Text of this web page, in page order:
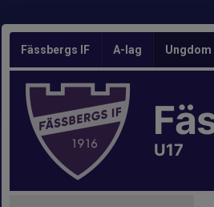
Fässbergs IF A-lag Ungdom
U17